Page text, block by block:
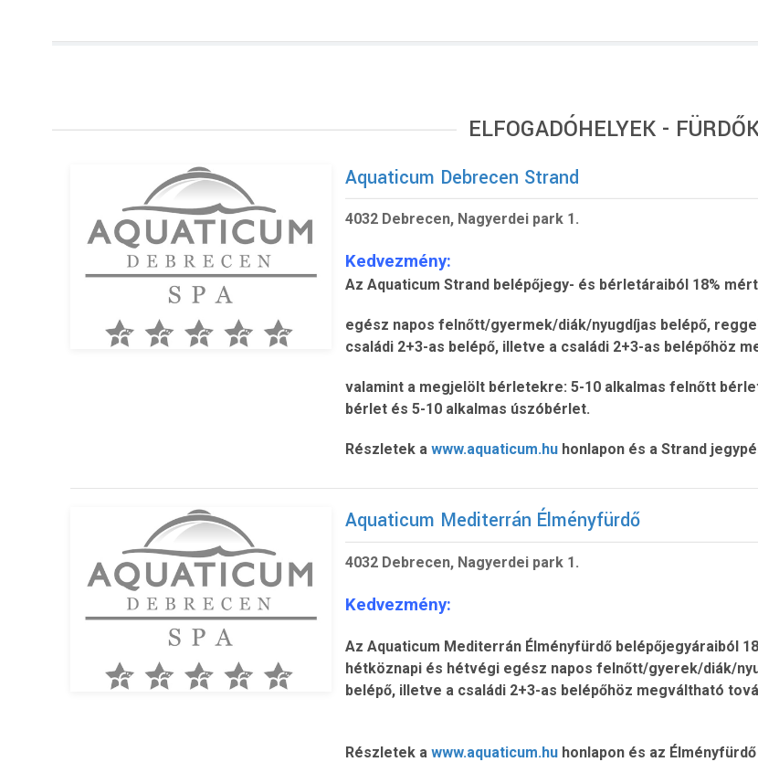
ELFOGADÓHELYEK -
Aquaticum Debrecen Strand
4032 Debrecen, Nagyerdei park 1.
Kedvezmény:
Az Aquaticum Strand belépőjegy- és bérletáraiból 18%
egész napos felnőtt/gyermek/diák/nyugdíjas belépő,
családi 2+3-as belépő, illetve a családi 2+3-as belépőhöz
valamint a megjelölt bérletekre: 5-10 alkalmas felnőtt
bérlet és 5-10 alkalmas úszóbérlet.
Részletek awww.aquaticum.hu honlapon és a Strand
Aquaticum Mediterrán Élményfürdő
4032 Debrecen, Nagyerdei park 1.
Kedvezmény:
Az Aquaticum Mediterrán Élményfürdő belépőjegyáraiból
hétköznapi és hétvégi egész napos felnőtt/gyerek/diák/
belépő, illetve a családi 2+3-as belépőhöz megváltható
Részletek awww.aquaticum.hu honlapon és az